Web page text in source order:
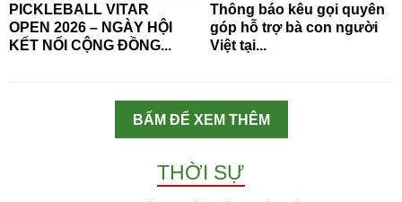
PICKLEBALL VITAR
OPEN 2026 – NGÀY HỘI
KẾT NỐI CỘNG ĐỒNG...
Thông báo kêu gọi quyên
góp hỗ trợ bà con người
Việt tại...
BẤM ĐỂ XEM THÊM
THỜI SỰ